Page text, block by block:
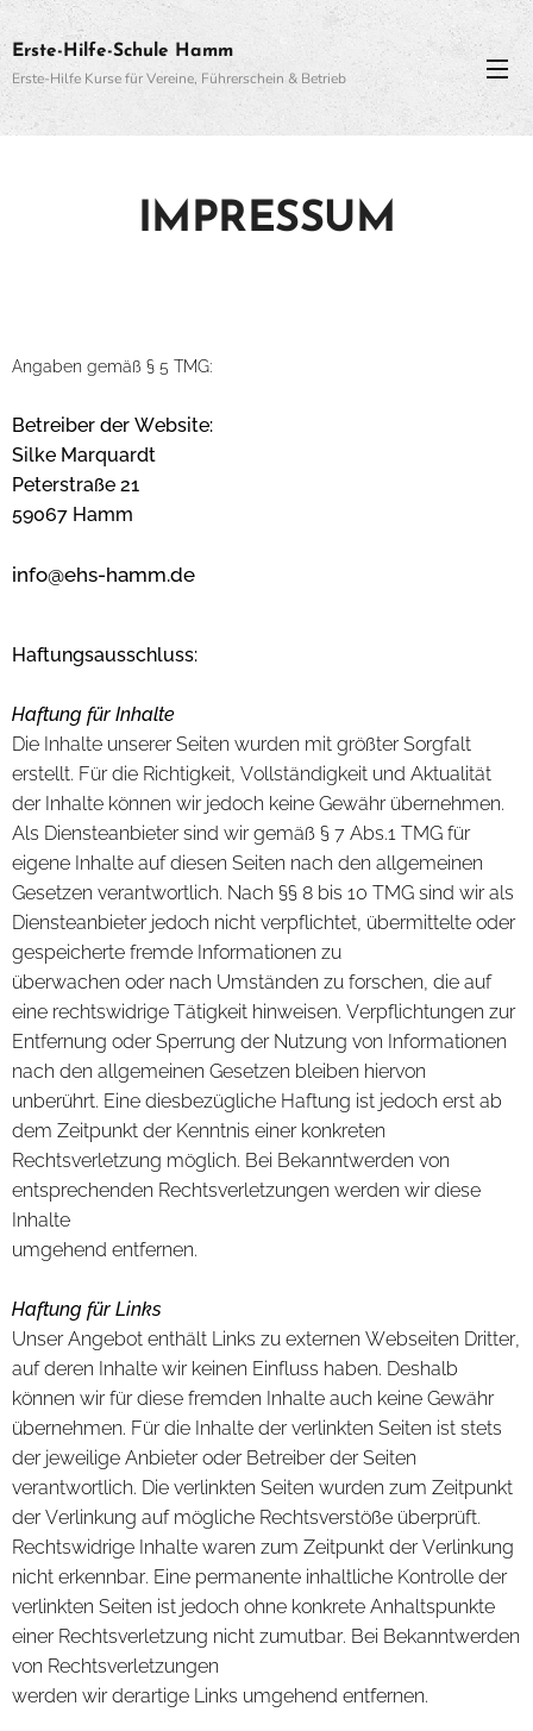
Erste-Hilfe-Schule Hamm
Erste-Hilfe Kurse für Vereine, Führerschein & Betrieb
IMPRESSUM
Angaben gemäß § 5 TMG:
Betreiber der Website:
Silke Marquardt
Peterstraße 21
59067 Hamm
info@ehs-hamm.de
Haftungsausschluss:
Haftung für Inhalte
Die Inhalte unserer Seiten wurden mit größter Sorgfalt
erstellt. Für die Richtigkeit, Vollständigkeit und Aktualität
der Inhalte können wir jedoch keine Gewähr übernehmen.
Als Diensteanbieter sind wir gemäß § 7 Abs.1 TMG für
eigene Inhalte auf diesen Seiten nach den allgemeinen
Gesetzen verantwortlich. Nach §§ 8 bis 10 TMG sind wir als
Diensteanbieter jedoch nicht verpflichtet, übermittelte oder
gespeicherte fremde Informationen zu
überwachen oder nach Umständen zu forschen, die auf
eine rechtswidrige Tätigkeit hinweisen. Verpflichtungen zur
Entfernung oder Sperrung der Nutzung von Informationen
nach den allgemeinen Gesetzen bleiben hiervon
unberührt. Eine diesbezügliche Haftung ist jedoch erst ab
dem Zeitpunkt der Kenntnis einer konkreten
Rechtsverletzung möglich. Bei Bekanntwerden von
entsprechenden Rechtsverletzungen werden wir diese
Inhalte
umgehend entfernen.
Haftung für Links
Unser Angebot enthält Links zu externen Webseiten Dritter,
auf deren Inhalte wir keinen Einfluss haben. Deshalb
können wir für diese fremden Inhalte auch keine Gewähr
übernehmen. Für die Inhalte der verlinkten Seiten ist stets
der jeweilige Anbieter oder Betreiber der Seiten
verantwortlich. Die verlinkten Seiten wurden zum Zeitpunkt
der Verlinkung auf mögliche Rechtsverstöße überprüft.
Rechtswidrige Inhalte waren zum Zeitpunkt der Verlinkung
nicht erkennbar. Eine permanente inhaltliche Kontrolle der
verlinkten Seiten ist jedoch ohne konkrete Anhaltspunkte
einer Rechtsverletzung nicht zumutbar. Bei Bekanntwerden
von Rechtsverletzungen
werden wir derartige Links umgehend entfernen.